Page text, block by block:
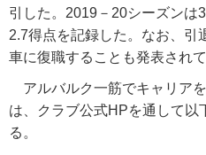
引した。2019－20シーズンは
2.7得点を記録した。なお、引
車に復職することも発表されて
アルバルク一筋でキャリア
は、クラブ公式HPを通して以
る。